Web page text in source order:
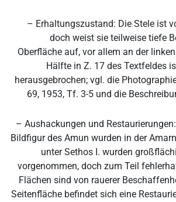
– Erhaltungszustand: Die Stele ist
doch weist sie teilweise tiefe
Oberfläche auf, vor allem an der
Hälfte in Z. 17 des Textfeldes
herausgebrochen; vgl. die
69, 1953, Tf. 3-5 und die
– Aushackungen und
Bildfigur des Amun wurden in der
unter Sethos I. wurden
vorgenommen, doch zum Teil
Flächen sind von rauerer
Seitenfläche befindet sich eine